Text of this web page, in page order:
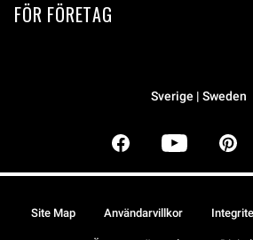
FÖR FÖRETAG
Sverige | Sweden
Site Map Användarvillkor